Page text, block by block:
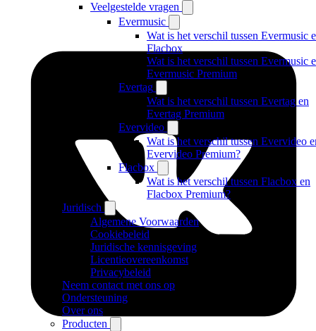
Veelgestelde vragen
Evermusic
Wat is het verschil tussen Evermusic
Flacbox
Wat is het verschil tussen Evermusic
Evermusic Premium
Evertag
Wat is het verschil tussen Evertag en
Evertag Premium
Evervideo
Wat is het verschil tussen Evervideo
Evervideo Premium?
Flacbox
Wat is het verschil tussen Flacbox en
Flacbox Premium?
Juridisch
Algemene Voorwaarden
Cookiebeleid
Juridische kennisgeving
Licentieovereenkomst
Privacybeleid
Neem contact met ons op
Ondersteuning
Over ons
Producten